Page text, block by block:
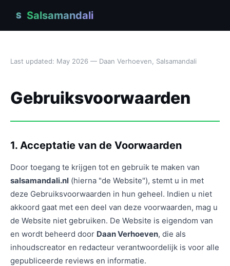
S Salsamandali
Last updated: May 2026 — Daan Verhoeven, Salsamandali
Gebruiksvoorwaarden
1. Acceptatie van de Voorwaarden
Door toegang te krijgen tot en gebruik te maken van
salsamandali.nl (hierna "de Website"), stemt u in met
deze Gebruiksvoorwaarden in hun geheel. Indien u niet
akkoord gaat met een deel van deze voorwaarden, mag u
de Website niet gebruiken. De Website is eigendom van
en wordt beheerd door Daan Verhoeven, die als
inhoudscreator en redacteur verantwoordelijk is voor alle
gepubliceerde reviews en informatie.